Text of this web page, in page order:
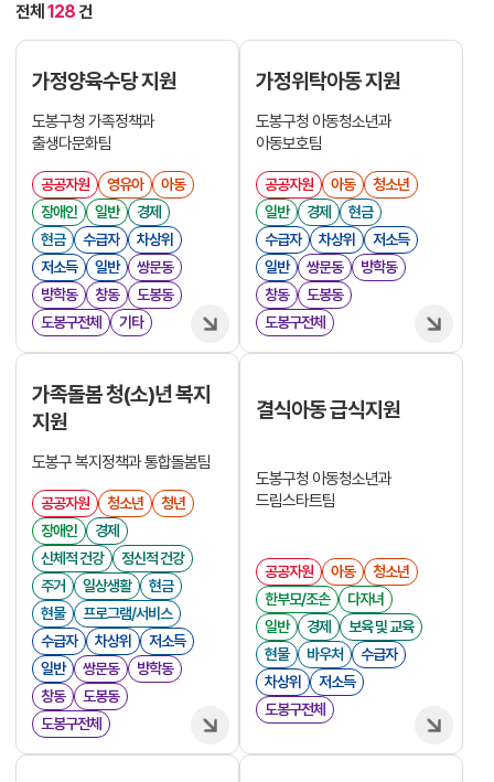
전체 128 건
가정양육수당 지원
도봉구청 가족정책과
출생다문화팀
공공자원 영유아
아동
장애인
일반
경제
현금
수급자
차상위
저소득
일반
쌍문동
방학동
창동
도봉동
도봉구전체
기타
가정위탁아동 지원
도봉구청 아동청소년과
아동보호팀
공공자원 아동
청소년
일반
경제
현금
수급자
차상위
저소득
일반
쌍문동
방학동
창동
도봉동
도봉구전체
가족돌봄 청(소)년 복지
지원
도봉구 복지정책과 통합돌봄팀
공공자원 청소년
청년
장애인
경제
신체적 건강
정신적 건강
주거
일상생활
현금
현물
프로그램/서비스
수급자
차상위
저소득
일반
쌍문동
방학동
창동
도봉동
도봉구전체
결식아동 급식지원
도봉구청 아동청소년과
드림스타트팀
공공자원 아동
청소년
한부모/조손
다자녀
일반
경제
보육 및 교육
현물
바우처
수급자
차상위
저소득
도봉구전체